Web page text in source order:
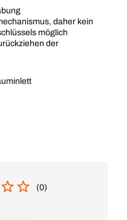
daher kein
möglich
der
(0)